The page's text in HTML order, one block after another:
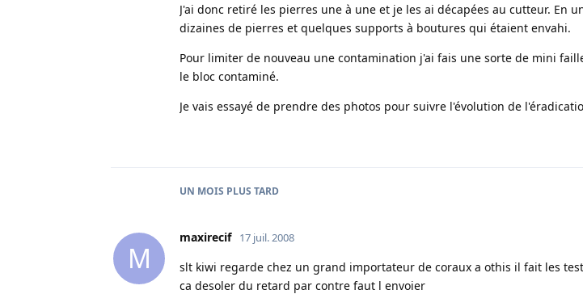
J'ai donc retiré les pierres une à une et je les ai décapées au cutteur. En
dizaines de pierres et quelques supports à boutures qui étaient envahi.
Pour limiter de nouveau une contamination j'ai fais une sorte de mini
le bloc contaminé.
Je vais essayé de prendre des photos pour suivre l'évolution de
UN MOIS PLUS TARD
M
maxirecif 17 juil. 2008
slt kiwi regarde chez un grand importateur de coraux a othis il fait les
ca desoler du retard par contre faut l envoier